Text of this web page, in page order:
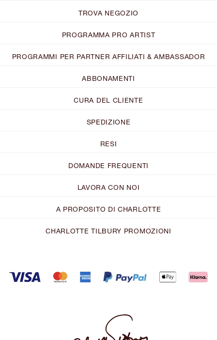
TROVA NEGOZIO
PROGRAMMA PRO ARTIST
PROGRAMMI PER PARTNER AFFILIATI & AMBASSADOR
ABBONAMENTI
CURA DEL CLIENTE
SPEDIZIONE
RESI
DOMANDE FREQUENTI
LAVORA CON NOI
A PROPOSITO DI CHARLOTTE
CHARLOTTE TILBURY PROMOZIONI